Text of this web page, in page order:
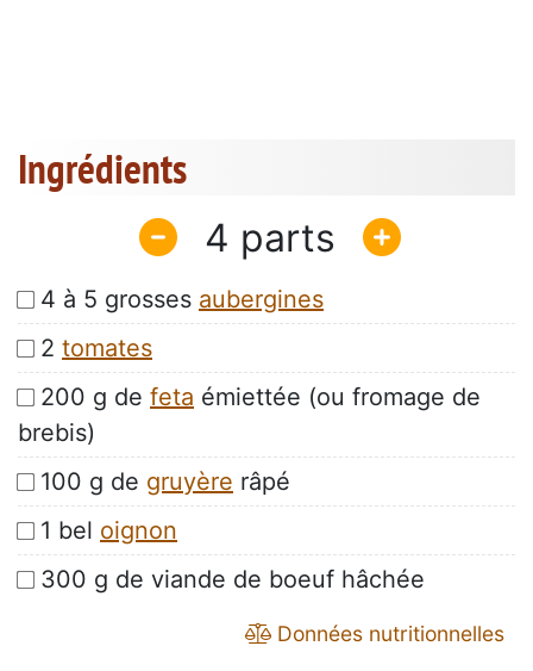
Ingrédients
4
4 à 5 grosses aubergines
2 tomates
200 g de feta émiettée (ou fromage de
brebis)
100 g de gruyère râpé
1 bel oignon
300 g de viande de boeuf hâchée
Données nutritionnelles